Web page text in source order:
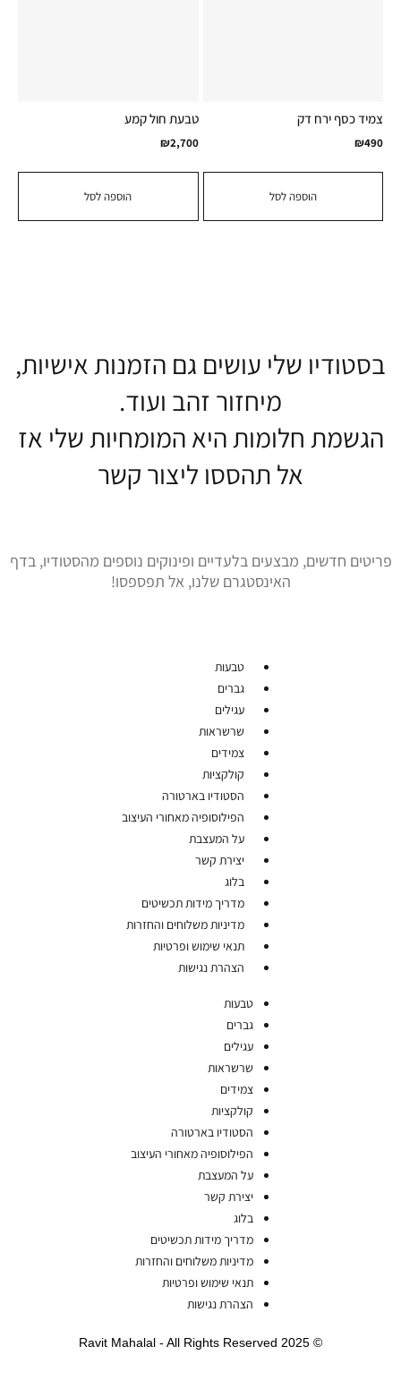
הוספה לסל
צמיד כסף ירח דק
₪490
הוספה לסל
טבעת חול קמע
₪2,700
בסטודיו שלי עושים גם הזמנות אישיות,
מיחזור זהב ועוד.
הגשמת חלומות היא המומחיות שלי אז
אל תהססו ליצור קשר
פריטים חדשים, מבצעים בלעדיים ופינוקים נוספים מהסטודיו, בדף
האינסטגרם שלנו, אל תפספסו!
טבעות
גברים
עגילים
שרשראות
צמידים
קולקציות
הסטודיו בארטורה
הפילוסופיה מאחורי העיצוב
על המעצבת
יצירת קשר
בלוג
מדריך מידות תכשיטים
מדיניות משלוחים והחזרות
תנאי שימוש ופרטיות
הצהרת נגישות
טבעות
גברים
עגילים
שרשראות
צמידים
קולקציות
הסטודיו בארטורה
הפילוסופיה מאחורי העיצוב
על המעצבת
יצירת קשר
בלוג
מדריך מידות תכשיטים
מדיניות משלוחים והחזרות
תנאי שימוש ופרטיות
הצהרת נגישות
© 2025 Ravit Mahalal - All Rights Reserved